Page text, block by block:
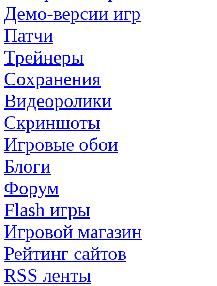
Демо-версии игр
Патчи
Трейнеры
Сохранения
Видеоролики
Скриншоты
Игровые обои
Блоги
Форум
Flash игры
Игровой магазин
Рейтинг сайтов
RSS ленты